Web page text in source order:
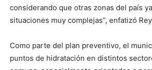
considerando que otras zonas del país
situaciones muy complejas”, enfatizó
Como parte del plan preventivo, el
puntos de hidratación en distintos